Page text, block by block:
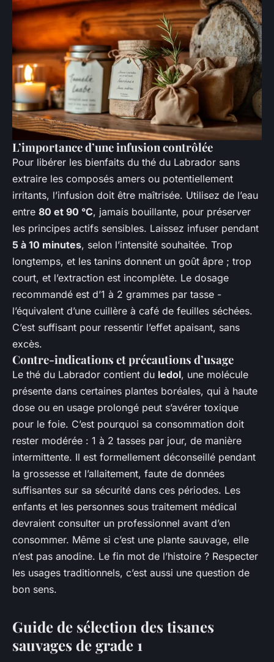
L’importance d’une infusion contrôlée
Pour libérer les bienfaits du thé du Labrador sans
extraire les composés amers ou potentiellement
irritants, l’infusion doit être maîtrisée. Utilisez de l’eau
entre 80 et 90 °C, jamais bouillante, pour préserver
les principes actifs sensibles. Laissez infuser pendant
5 à 10 minutes, selon l’intensité souhaitée. Trop
longtemps, et les tanins donnent un goût âpre ; trop
court, et l’extraction est incomplète. Le dosage
recommandé est d’1 à 2 grammes par tasse -
l’équivalent d’une cuillère à café de feuilles séchées.
C’est suffisant pour ressentir l’effet apaisant, sans
excès.
Contre-indications et précautions d’usage
Le thé du Labrador contient du ledol, une molécule
présente dans certaines plantes boréales, qui à haute
dose ou en usage prolongé peut s’avérer toxique
pour le foie. C’est pourquoi sa consommation doit
rester modérée : 1 à 2 tasses par jour, de manière
intermittente. Il est formellement déconseillé pendant
la grossesse et l’allaitement, faute de données
suffisantes sur sa sécurité dans ces périodes. Les
enfants et les personnes sous traitement médical
devraient consulter un professionnel avant d’en
consommer. Même si c’est une plante sauvage, elle
n’est pas anodine. Le fin mot de l’histoire ? Respecter
les usages traditionnels, c’est aussi une question de
bon sens.
Guide de sélection des tisanes
sauvages de grade 1